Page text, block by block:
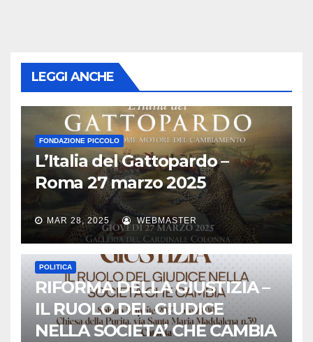
LEGGI ANCHE
FONDAZIONE PICCOLO
L’Italia del Gattopardo –
Roma 27 marzo 2025
MAR 28, 2025 WEBMASTER
POLITICA
RIFORMA DELLA GIUSTIZIA –
IL RUOLO DEL GIUDICE
NELLA SOCIETA’ CHE CAMBIA